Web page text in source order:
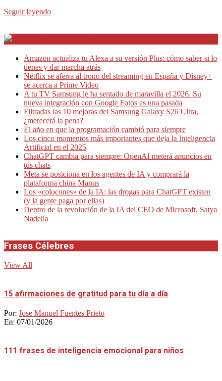
Seguir leyendo
Amazon actualiza tu Alexa a su versión Plus: cómo saber si lo
tienes y dar marcha atrás
Netflix se aferra al trono del streaming en España y Disney+
se acerca a Prime Video
A tu TV Samsung le ha sentado de maravilla el 2026. Su
nueva integración con Google Fotos es una pasada
Filtradas las 10 mejoras del Samsung Galaxy S26 Ultra,
¿merecerá la pena?
El año en que la programación cambió para siempre
Los cinco momentos más importantes que deja la Inteligencia
Artificial en el 2025
ChatGPT cambia para siempre: OpenAI meterá anuncios en
tus chats
Meta se posiciona en los agentes de IA y comprará la
plataforma china Manus
Los «colocones» de la IA: las drogas para ChatGPT existen
(y la gente paga por ellas)
Dentro de la revolución de la IA del CEO de Microsoft, Satya
Nadella
Frases Célebres
View All
15 afirmaciones de gratitud para tu día a día
Por: Jose Manuel Fuentes Prieto
En: 07/01/2026
111 frases de inteligencia emocional para niños